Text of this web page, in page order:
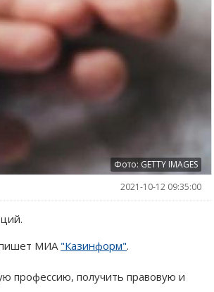
Фото: GETTY IMAGES
2021-10-12 09:35:00
пишет МИА "Казинформ".
профессию, получить правовую и